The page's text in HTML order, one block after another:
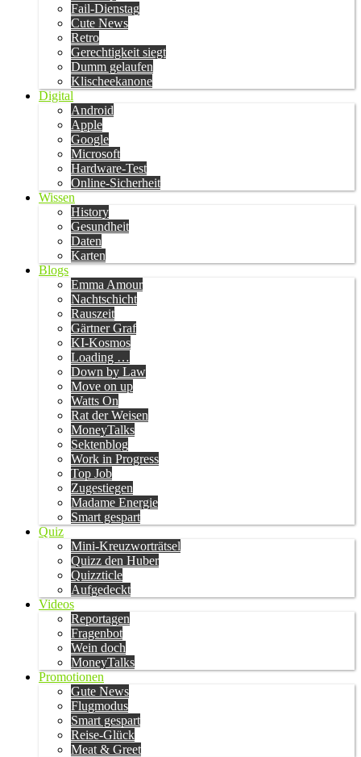
Fail-Dienstag
Cute News
Retro
Gerechtigkeit siegt
Dumm gelaufen
Klischeekanone
Digital
Android
Apple
Google
Microsoft
Hardware-Test
Online-Sicherheit
Wissen
History
Gesundheit
Daten
Karten
Blogs
Emma Amour
Nachtschicht
Rauszeit
Gärtner Graf
KI-Kosmos
Loading …
Down by Law
Move on up
Watts On
Rat der Weisen
MoneyTalks
Sektenblog
Work in Progress
Top Job
Zugestiegen
Madame Energie
Smart gespart
Quiz
Mini-Kreuzworträtsel
Quizz den Huber
Quizzticle
Aufgedeckt
Videos
Reportagen
Fragenbot
Wein doch
MoneyTalks
Promotionen
Gute News
Flugmodus
Smart gespart
Reise-Glück
Meat & Greet